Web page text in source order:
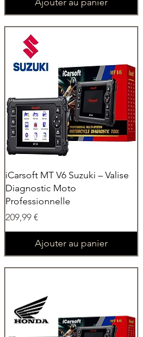
Aperçu rapide
iCarsoft MT V6 Suzuki – Valise
Diagnostic Moto
Professionnelle
Prix
209,99 €
Ajouter au panier